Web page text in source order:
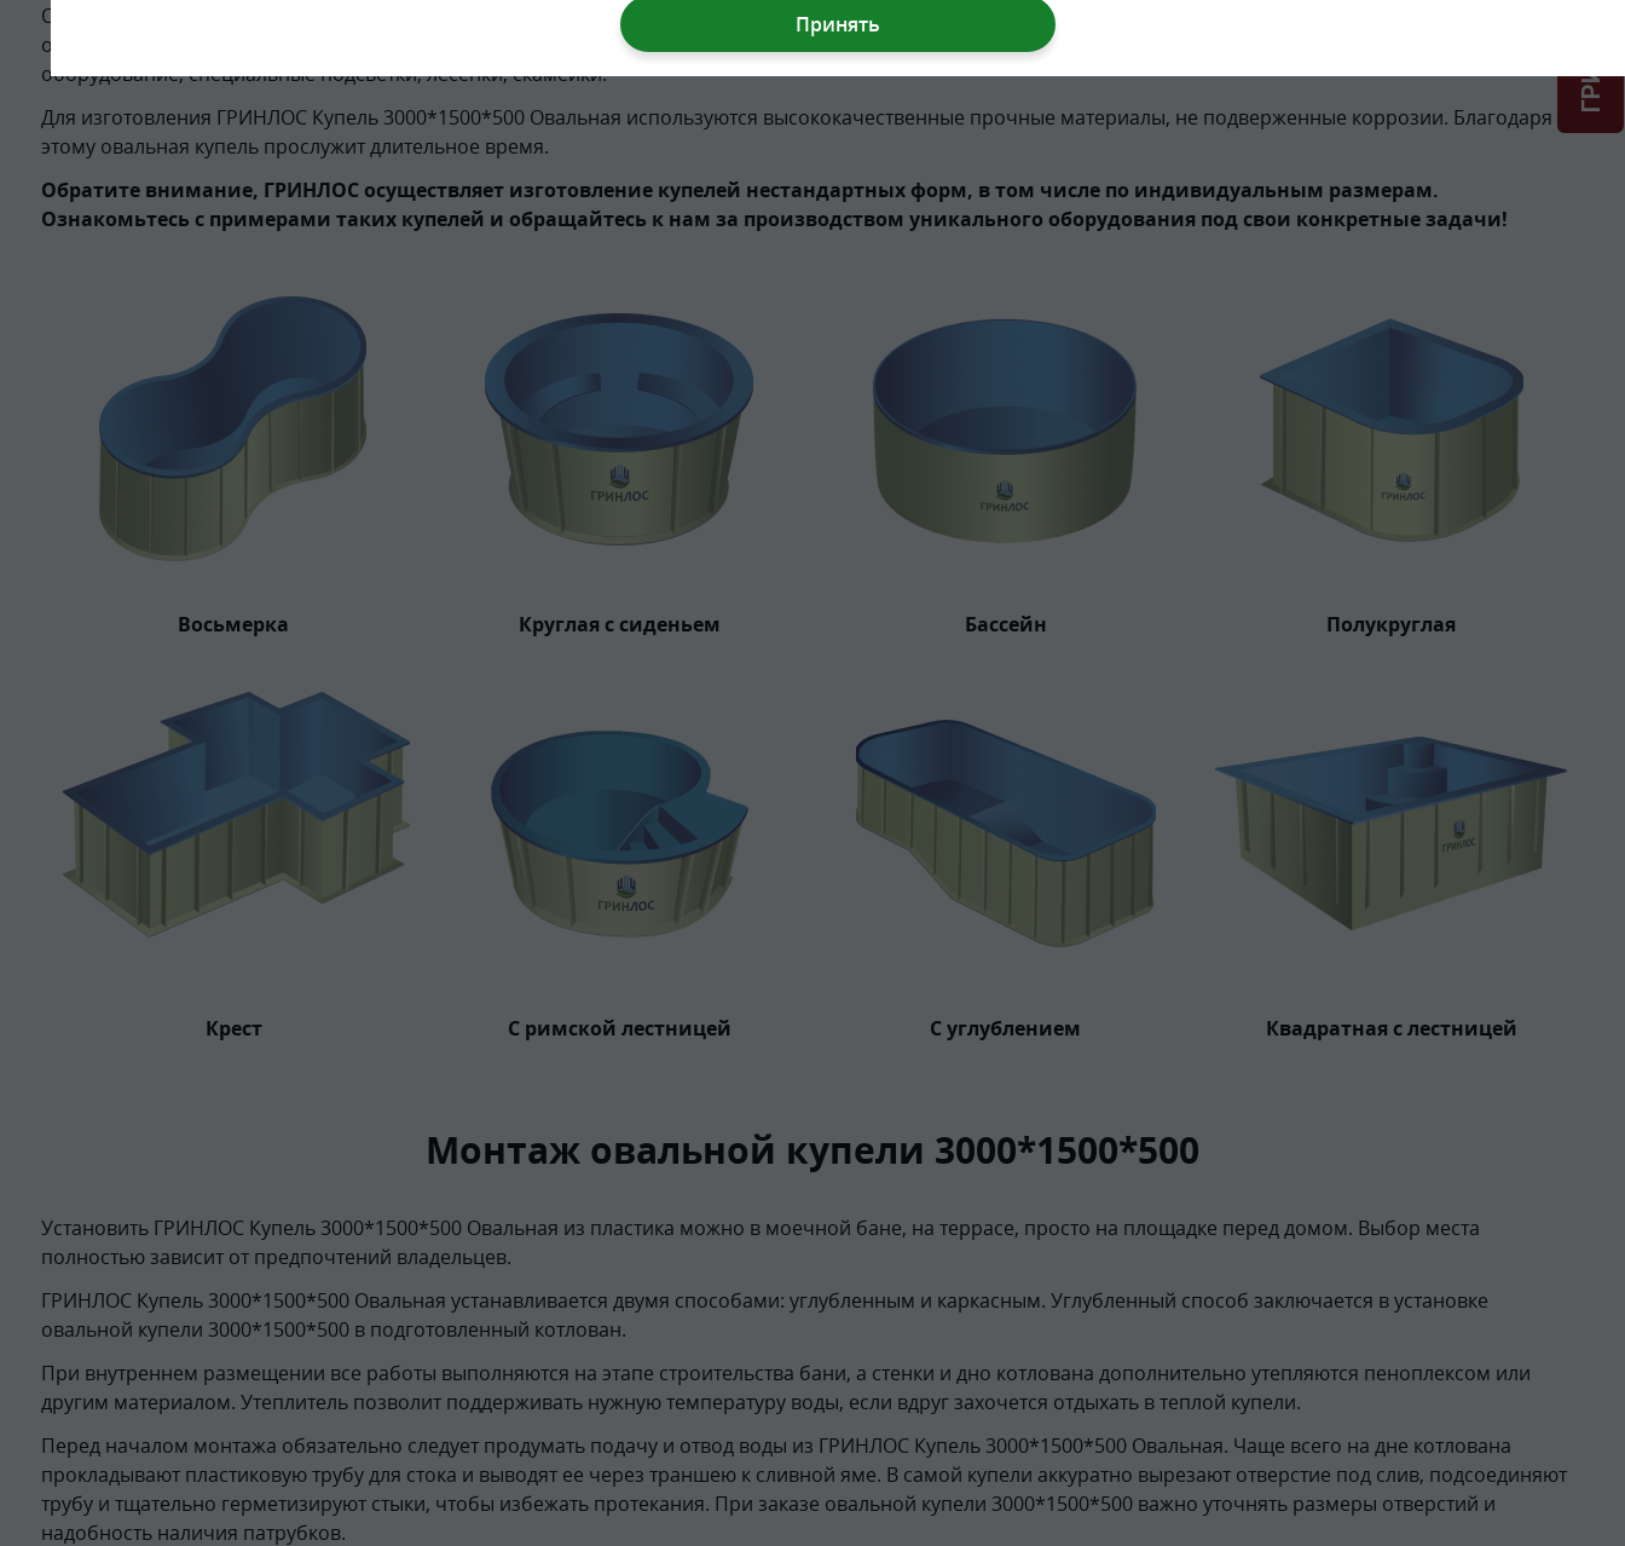
Овальная купель 3* 1.5* 0.5м от ГРИНЛОС используется не только для водных процедур но и для оздоровительных и расслабляющих. Существует возможность
оснащения овальных купелей 3000*1500*500 дополнительными системами с помощью современных технологий. Это может быть гидромассажное
оборудование, специальные подсветки, лесенки, скамейки.
Для изготовления ГРИНЛОС Купель 3000*1500*500 Овальная используются высококачественные прочные материалы, не подверженные коррозии. Благодаря
этому овальная купель прослужит длительное время.
Обратите внимание, ГРИНЛОС осуществляет изготовление купелей нестандартных форм, в том числе по индивидуальным размерам.
Ознакомьтесь с примерами таких купелей и обращайтесь к нам за производством уникального оборудования под свои конкретные задачи!
Восьмерка Круглая с сиденьем Бассейн Полукруглая
Крест С римской лестницей С углублением Квадратная с лестницей
Монтаж овальной купели 3000*1500*500
Установить ГРИНЛОС Купель 3000*1500*500 Овальная из пластика можно в моечной бане, на террасе, просто на площадке перед домом. Выбор места
полностью зависит от предпочтений владельцев.
ГРИНЛОС Купель 3000*1500*500 Овальная устанавливается двумя способами: углубленным и каркасным. Углубленный способ заключается в установке
овальной купели 3000*1500*500 в подготовленный котлован.
При внутреннем размещении все работы выполняются на этапе строительства бани, а стенки и дно котлована дополнительно утепляются пеноплексом или
другим материалом. Утеплитель позволит поддерживать нужную температуру воды, если вдруг захочется отдыхать в теплой купели.
Перед началом монтажа обязательно следует продумать подачу и отвод воды из ГРИНЛОС Купель 3000*1500*500 Овальная. Чаще всего на дне котлована
прокладывают пластиковую трубу для стока и выводят ее через траншею к сливной яме. В самой купели аккуратно вырезают отверстие под слив, подсоединяют
трубу и тщательно герметизируют стыки, чтобы избежать протекания. При заказе овальной купели 3000*1500*500 важно уточнять размеры отверстий и
надобность наличия патрубков.